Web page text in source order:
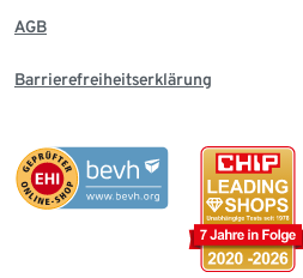
AGB
Barrierefreiheitserklärung